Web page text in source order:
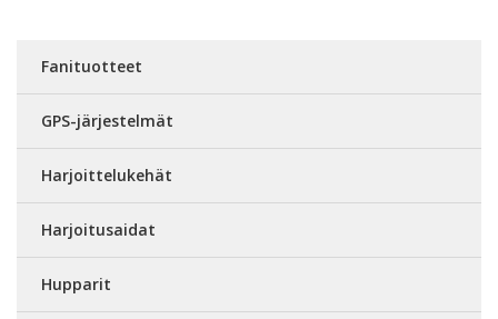
Fanituotteet
GPS-järjestelmät
Harjoittelukehät
Harjoitusaidat
Hupparit